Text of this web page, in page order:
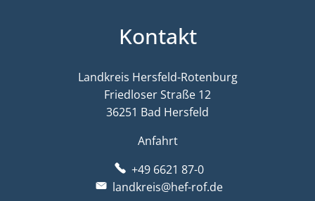
Kontakt
Landkreis Hersfeld-Rotenburg
Friedloser Straße 12
36251 Bad Hersfeld
Anfahrt
+49 6621 87-0
landkreis@hef-rof.de